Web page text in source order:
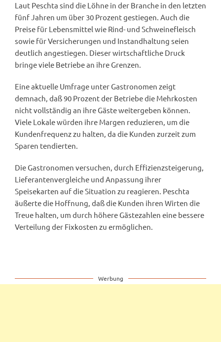
Laut Peschta sind die Löhne in der Branche in den letzten
fünf Jahren um über 30 Prozent gestiegen. Auch die
Preise für Lebensmittel wie Rind- und Schweinefleisch
sowie für Versicherungen und Instandhaltung seien
deutlich angestiegen. Dieser wirtschaftliche Druck
bringe viele Betriebe an ihre Grenzen.
Eine aktuelle Umfrage unter Gastronomen zeigt
demnach, daß 90 Prozent der Betriebe die Mehrkosten
nicht vollständig an ihre Gäste weitergeben können.
Viele Lokale würden ihre Margen reduzieren, um die
Kundenfrequenz zu halten, da die Kunden zurzeit zum
Sparen tendierten.
Die Gastronomen versuchen, durch Effizienzsteigerung,
Lieferantenvergleiche und Anpassung ihrer
Speisekarten auf die Situation zu reagieren. Peschta
äußerte die Hoffnung, daß die Kunden ihren Wirten die
Treue halten, um durch höhere Gästezahlen eine bessere
Verteilung der Fixkosten zu ermöglichen.
Werbung